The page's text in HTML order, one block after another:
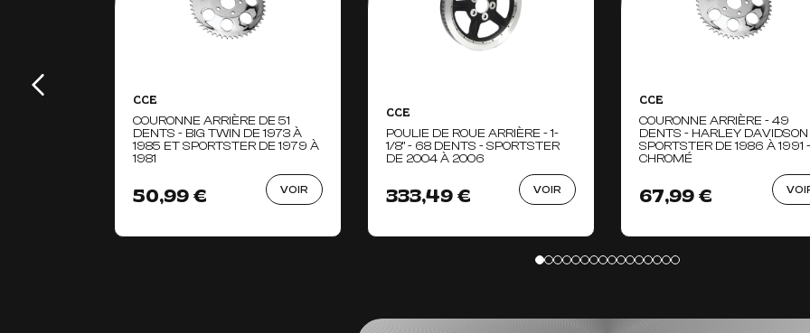
CCE
COURONNE ARRIÈRE DE 51
DENTS - BIG TWIN DE 1973 À
1985 ET SPORTSTER DE 1979 À
1981
50,99 € VOIR
CCE
POULIE DE ROUE ARRIÈRE - 1-
1/8" - 68 DENTS - SPORTSTER
DE 2004 À 2006
333,49 € VOIR
CCE
COURONNE ARRIÈRE - 49
DENTS - HARLEY DAVIDSON
SPORTSTER DE 1986 À 1991 -
CHROMÉ
67,99 €